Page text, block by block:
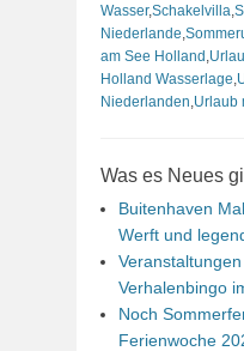
Wasser,Schakelvilla
Niederlande
am See Holland
Holland Wasserlage
Niederlanden Urlaub
Was es Neues
Buitenhaven
Werft und
Verhalenbingo
Noch
Ferienwoche